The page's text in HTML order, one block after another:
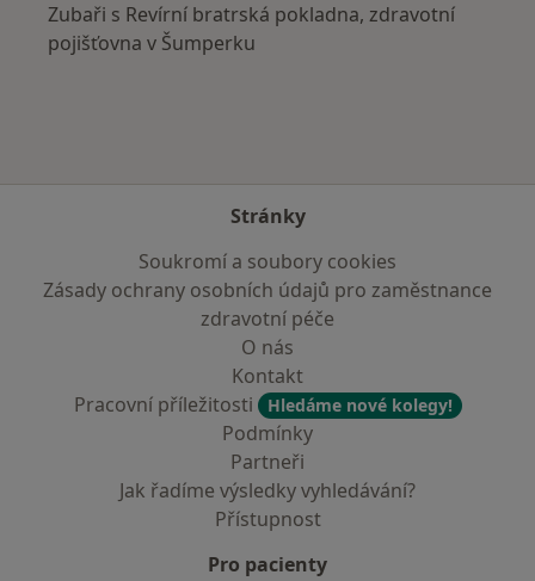
Zubaři s Revírní bratrská pokladna, zdravotní
pojišťovna v Šumperku
Stránky
Soukromí a soubory cookies
Zásady ochrany osobních údajů pro zaměstnance
zdravotní péče
O nás
Kontakt
Pracovní příležitosti
Hledáme nové kolegy!
Podmínky
Partneři
Jak řadíme výsledky vyhledávání?
Přístupnost
Pro pacienty